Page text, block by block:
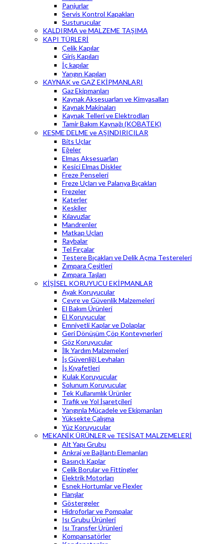
Panjurlar
Servis Kontrol Kapakları
Susturucular
KALDIRMA ve MALZEME TAŞIMA
KAPI TÜRLERİ
Çelik Kapılar
Giriş Kapıları
İç kapılar
Yangın Kapıları
KAYNAK ve GAZ EKİPMANLARI
Gaz Ekipmanları
Kaynak Aksesuarları ve Kimyasalları
Kaynak Makinaları
Kaynak Telleri ve Elektrodları
Tamir Bakım Kaynağı (KOBATEK)
KESME DELME ve AŞINDIRICILAR
Bits Uçlar
Eğeler
Elmas Aksesuarları
Kesici Elmas Diskler
Freze Penseleri
Freze Uçları ve Palanya Bıçakları
Frezeler
Katerler
Keskiler
Kılavuzlar
Mandrenler
Matkap Uçları
Raybalar
Tel Fırçalar
Testere Bıçakları ve Delik Açma Testereleri
Zımpara Çeşitleri
Zımpara Taşları
KİŞİSEL KORUYUCU EKİPMANLAR
Ayak Koruyucular
Çevre ve Güvenlik Malzemeleri
El Bakım Ürünleri
El Koruyucular
Emniyetli Kaplar ve Dolaplar
Geri Dönüşüm Çöp Konteynerleri
Göz Koruyucular
İlk Yardım Malzemeleri
İş Güvenliği Levhaları
İş Kıyafetleri
Kulak Koruyucular
Solunum Koruyucular
Tek Kullanımlık Ürünler
Trafik ve Yol İşaretçileri
Yangınla Mücadele ve Ekipmanları
Yüksekte Çalışma
Yüz Koruyucular
MEKANİK ÜRÜNLER ve TESİSAT MALZEMELERİ
Alt Yapı Grubu
Ankraj ve Bağlantı Elemanları
Basınçlı Kaplar
Çelik Borular ve Fittingler
Elektrik Motorları
Esnek Hortumlar ve Flexler
Flanşlar
Göstergeler
Hidroforlar ve Pompalar
Isı Grubu Ürünleri
Isı Transfer Ürünleri
Kompansatörler